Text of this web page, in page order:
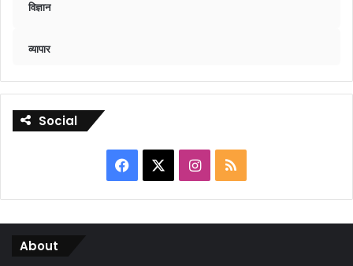
विज्ञान
व्यापार
Social
Facebook Instagram
RSS
About